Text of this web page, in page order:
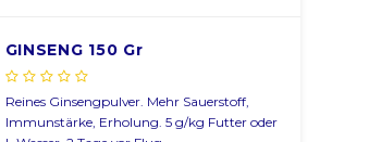
GINSENG 150 Gr
Reines Ginsengpulver. Mehr Sauerstoff,
Immunstärke, Erholung. 5 g/kg Futter oder